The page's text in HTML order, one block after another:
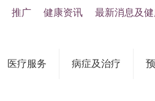
医疗服务 病症及治疗
推广 健康资讯 最新消息及